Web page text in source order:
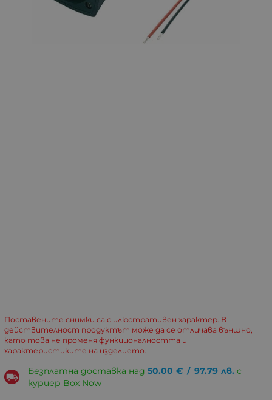
Поставените снимки са с илюстративен характер. В
действителност продуктът може да се отличава външно,
като това не променя функционалността и
характеристиките на изделието.
Безплатна доставка над 50.00 € / 97.79 лв. с
куриер Box Now